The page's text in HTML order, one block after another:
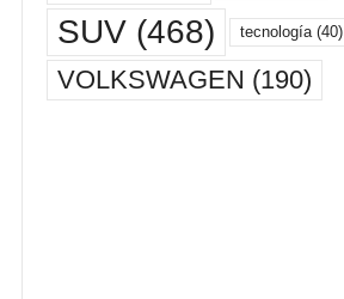
SUV(468) tecnología(40)
VOLKSWAGEN (190)